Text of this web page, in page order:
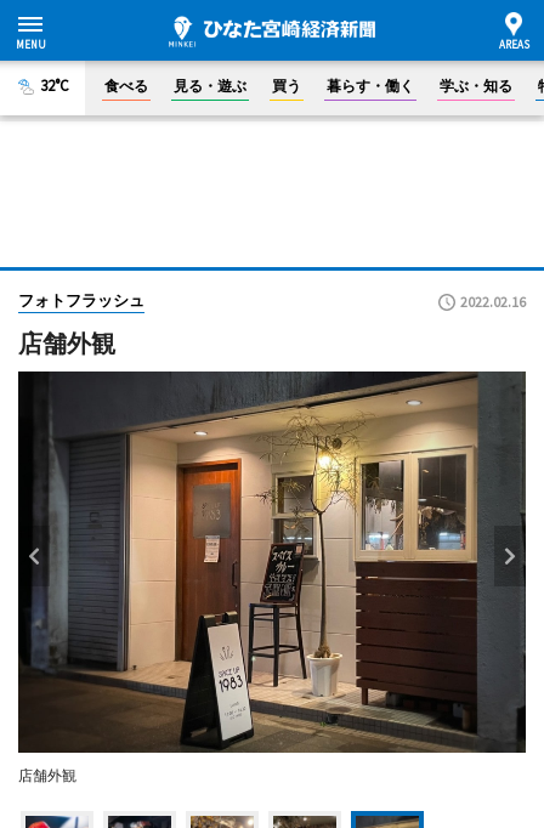
32°C 食べる 見る・遊ぶ 買う 暮らす・働く 学ぶ・知る
フォトフラッシュ 2022.02.16
店舗外観
店舗外観